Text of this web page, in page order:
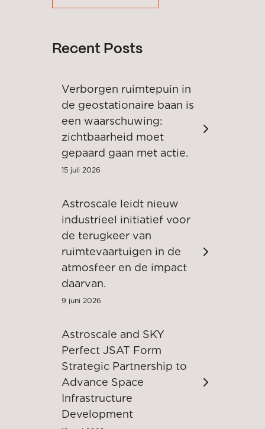
Recent Posts
Verborgen ruimtepuin in
de geostationaire baan is
een waarschuwing:
zichtbaarheid moet
gepaard gaan met actie.
15 juli 2026
Astroscale leidt nieuw
industrieel initiatief voor
de terugkeer van
ruimtevaartuigen in de
atmosfeer en de impact
daarvan.
9 juni 2026
Astroscale and SKY
Perfect JSAT Form
Strategic Partnership to
Advance Space
Infrastructure
Development